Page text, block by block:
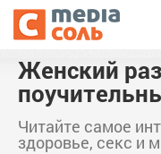
Женский
Читайте самое
здоровье, секс и